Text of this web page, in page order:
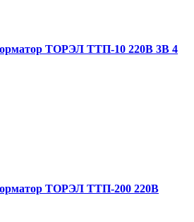
ТОРЭЛ ТТП-10 220В 3В 4
ТОРЭЛ ТТП-200 220В